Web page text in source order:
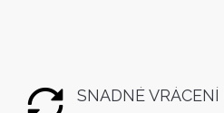
SNADNÉ VRÁCENÍ